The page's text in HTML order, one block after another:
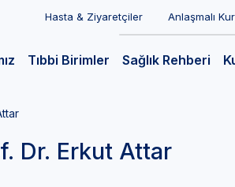
Hasta & Ziyaretçiler Anlaşmalı
Tıbbi Birimler Sağlık Rehberi
Dr. Erkut Attar